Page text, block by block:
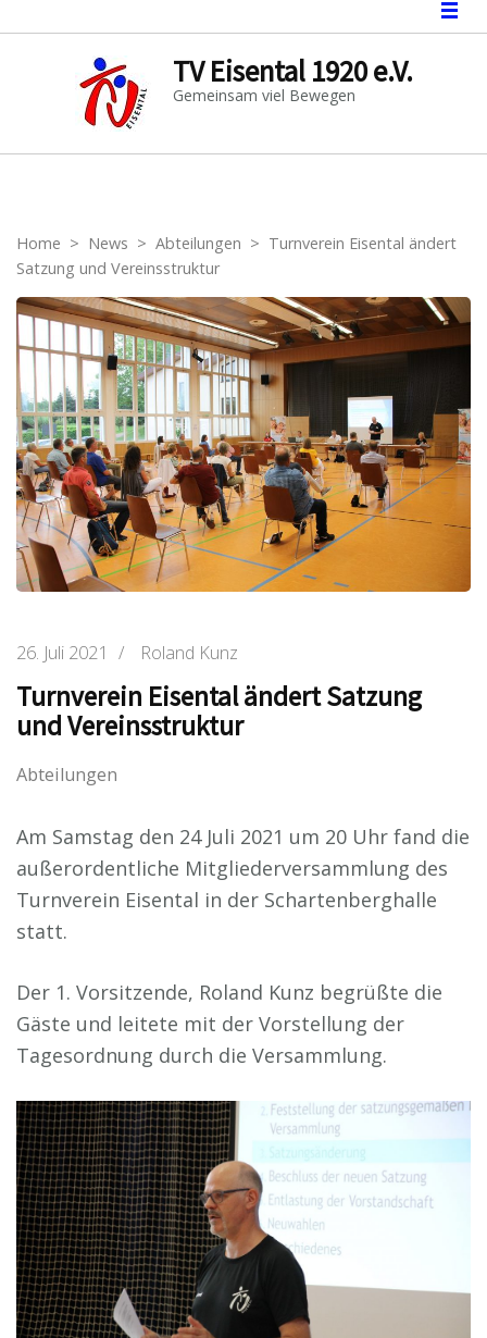
TV Eisental 1920 e.V.
Gemeinsam viel Bewegen
Home > News > Abteilungen > Turnverein Eisental ändert
Satzung und Vereinsstruktur
26. Juli 2021 / Roland Kunz
Turnverein Eisental ändert Satzung
und Vereinsstruktur
Abteilungen
Am Samstag den 24 Juli 2021 um 20 Uhr fand die
außerordentliche Mitgliederversammlung des
Turnverein Eisental in der Schartenberghalle
statt.
Der 1. Vorsitzende, Roland Kunz begrüßte die
Gäste und leitete mit der Vorstellung der
Tagesordnung durch die Versammlung.